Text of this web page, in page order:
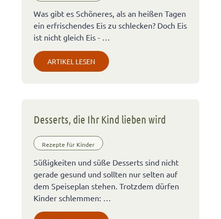
Was gibt es Schöneres, als an heißen Tagen
ein erfrischendes Eis zu schlecken? Doch Eis
ist nicht gleich Eis - …
ARTIKEL LESEN
Desserts, die Ihr Kind lieben wird
Rezepte für Kinder
Süßigkeiten und süße Desserts sind nicht
gerade gesund und sollten nur selten auf
dem Speiseplan stehen. Trotzdem dürfen
Kinder schlemmen: …